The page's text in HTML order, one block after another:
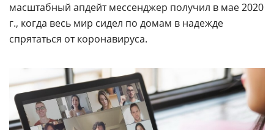
масштабный апдейт мессенджер получил в мае 2020
г., когда весь мир сидел по домам в надежде
спрятаться от коронавируса.